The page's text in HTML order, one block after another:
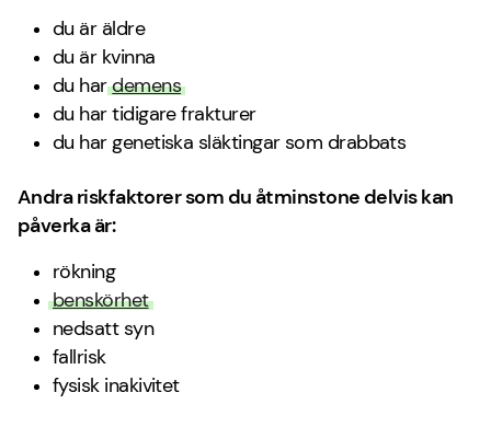
du är äldre
du är kvinna
du hardemens
du har tidigare frakturer
du har genetiska släktingar som drabbats
Andra riskfaktorer som du åtminstone delvis kan
påverka är:
rökning
benskörhet
nedsatt syn
fallrisk
fysisk inakivitet